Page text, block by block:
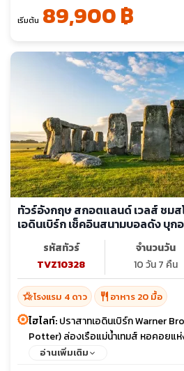
เริ่มต้น 89,900 ฿
ทัวร์อังกฤษ สกอตแลนด์ เวลส์ ชมส
เอดินเบิร์ก เช็คอินสนามบอลดัง บุ
รหัสทัวร์
TVZ10328
จำนวนวัน
10 วัน 7 คืน
hotel_classโรงแรม 4 ดาว restaurant อาหาร 20 มื้อ
ไฮไลท์:ปราสาทเอดินเบิร์ก Warner
Potter) ล่องเรือแม่น้ำเทมส์ หอคอยแ
อ่านเพิ่มเติม